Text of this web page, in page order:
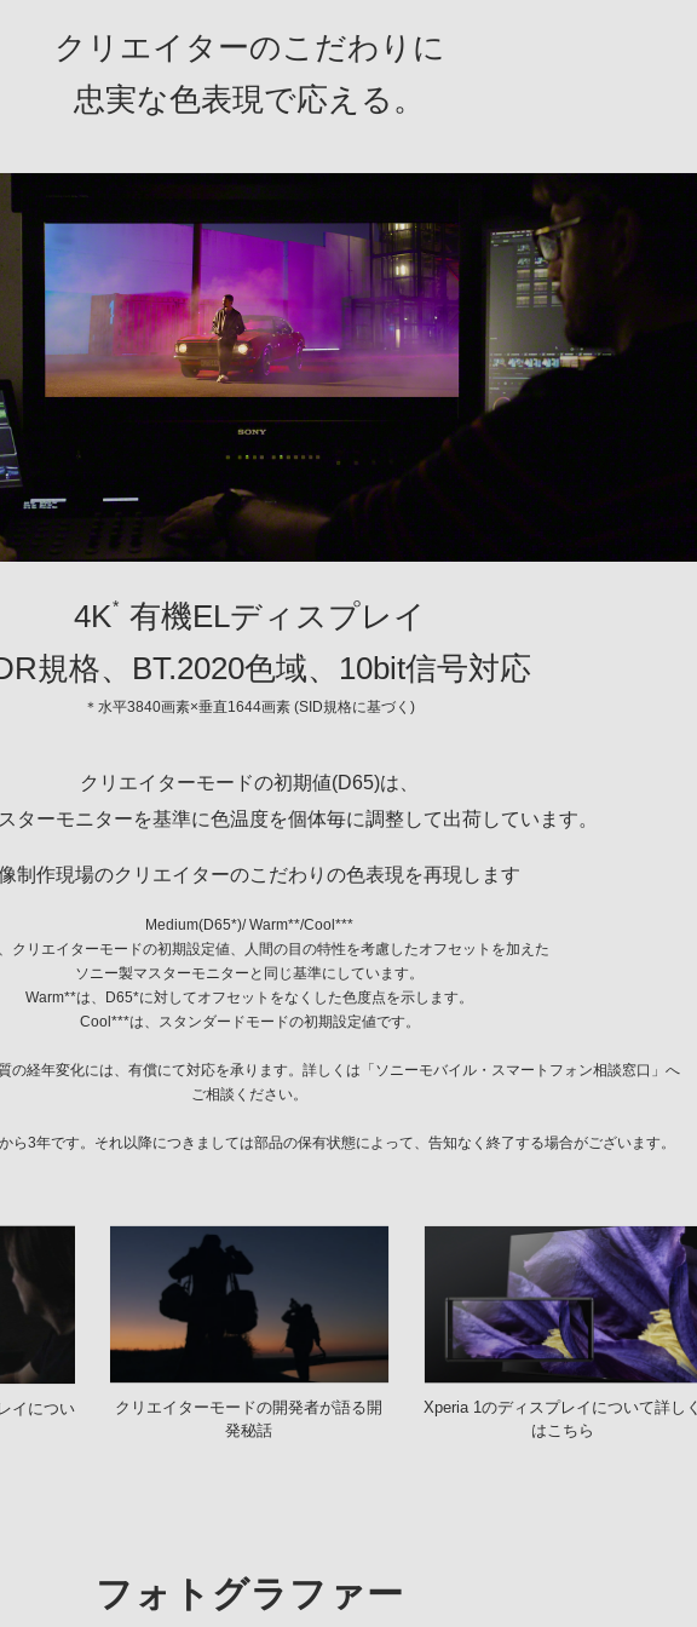
クリエイターのこだわりに
忠実な色表現で応える。
4K* 有機ELディスプレイ
規格、BT.2020色域、10bit信号対応
＊水平3840画素×垂直1644画素 (SID規格に基づく)
クリエイターモードの初期値(D65)は、
ターモニターを基準に色温度を個体毎に調整して出荷しています。
制作現場のクリエイターのこだわりの色表現を再現します
Medium(D65*)/ Warm**/Cool***
クリエイターモードの初期設定値、人間の目の特性を考慮したオフセットを加えた
ソニー製マスターモニターと同じ基準にしています。
Warm**は、D65*に対してオフセットをなくした色度点を示します。
Cool***は、スタンダードモードの初期設定値です。
の経年変化には、有償にて対応を承ります。詳しくは「 ソニーモバイル・スマートフォン相談窓口 」へ
ご相談ください。
ら3年です。それ以降につきましては部品の保有状態によって、告知なく終了する場合がございます。
イについ
クリエイターモードの開発者が語る開
発秘話
Xperia 1のディスプレイについて詳しく
はこちら
フォトグラファー